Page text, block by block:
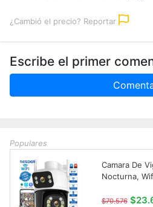
¿Cambió el precio? Reportar
Escribe el primer
Populares
Camara De
Nocturna,
$70.576